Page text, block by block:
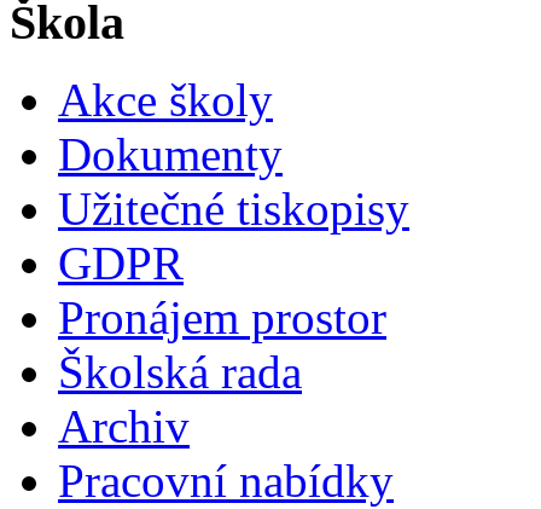
Škola
Akce školy
Dokumenty
Užitečné tiskopisy
GDPR
Pronájem prostor
Školská rada
Archiv
Pracovní nabídky